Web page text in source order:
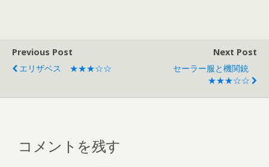
Previous Post
エリザベス ★★★☆☆
Next Post
セーラー服と機関銃
★★★☆☆
コメントを残す